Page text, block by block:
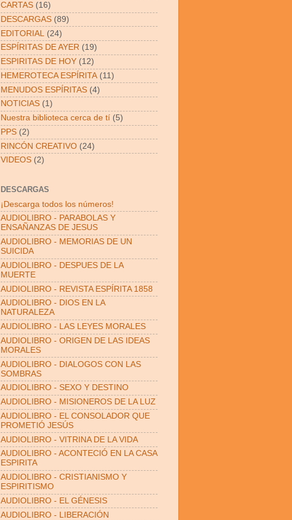
CARTAS (16)
DESCARGAS (89)
EDITORIAL
(24)
ESPÍRITAS DE AYER (19)
ESPIRITAS DE HOY (12)
HEMEROTECA ESPÍRITA (11)
MENUDOS ESPÍRITAS (4)
NOTICIAS (1)
Nuestra biblioteca cerca de tí (5)
PPS (2)
RINCÓN CREATIVO (24)
VIDEOS (2)
DESCARGAS
¡Descarga todos los números!
AUDIOLIBRO - PARABOLAS Y
ENSAÑANZAS DE JESUS
AUDIOLIBRO - MEMORIAS DE UN
SUICIDA
AUDIOLIBRO - DESPUES DE LA
MUERTE
AUDIOLIBRO - REVISTA ESPÍRITA 1858
AUDIOLIBRO - DIOS EN LA
NATURALEZA
AUDIOLIBRO - LAS LEYES MORALES
AUDIOLIBRO - ORIGEN DE LAS IDEAS
MORALES
AUDIOLIBRO - DIALOGOS CON LAS
SOMBRAS
AUDIOLIBRO - SEXO Y DESTINO
AUDIOLIBRO - MISIONEROS DE LA LUZ
AUDIOLIBRO - EL CONSOLADOR QUE
PROMETIÓ JESÚS
AUDIOLIBRO - VITRINA DE LA VIDA
AUDIOLIBRO - ACONTECIÓ EN LA CASA
ESPIRITA
AUDIOLIBRO - CRISTIANISMO Y
ESPIRITISMO
AUDIOLIBRO - EL GÉNESIS
AUDIOLIBRO - LIBERACIÓN